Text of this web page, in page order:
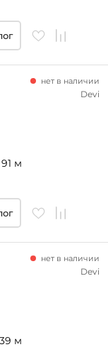
м
нет в наличии
Devi
м
нет в наличии
Devi